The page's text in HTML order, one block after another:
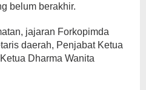
belum berakhir.
jajaran Forkopimda
daerah, Penjabat Ketua
Dharma Wanita